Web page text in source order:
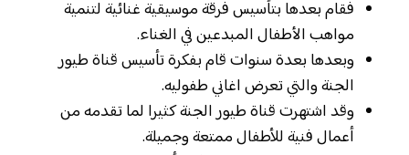
فقام بعدها بتأسيس فرقة موسيقية غنائية لتنمية
مواهب الأطفال المبدعين في الغناء.
وبعدها بعدة سنوات قام بفكرة تأسيس قناة طيور
الجنة والتي تعرض اغاني طفوليه.
وقد اشتهرت قناة طيور الجنة كثيرا لما تقدمه من
أعمال فنية للأطفال ممتعة وجميلة.